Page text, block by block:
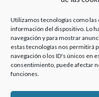
Utilizamos tecnologías como las
información del dispositivo. Lo
navegación y para mostrar
estas tecnologías nos permitirá
navegación o los ID's únicos en
consentimiento, puede afectar
funciones.
Haz clic para